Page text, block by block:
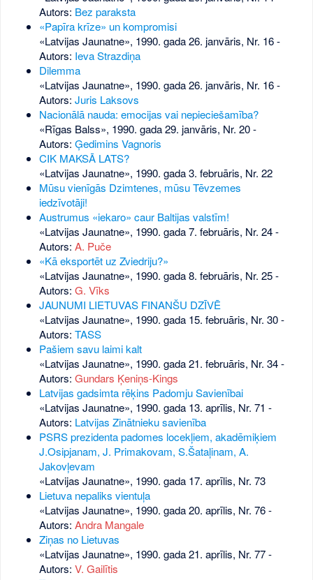
Autors: Bez paraksta
«Papīra krīze» un kompromisi
«Latvijas Jaunatne», 1990. gada 26. janvāris, Nr. 16-
Autors: Ieva Strazdiņa
Dilemma
«Latvijas Jaunatne», 1990. gada 26. janvāris, Nr. 16-
Autors: Juris Laksovs
Nacionālā nauda: emocijas vai nepieciešamība?
«Rīgas Balss», 1990. gada 29. janvāris, Nr. 20-
Autors: Ģedimins Vagnoris
CIK MAKSĀ LATS?
«Latvijas Jaunatne», 1990. gada 3. februāris, Nr. 22
Mūsu vienīgās Dzimtenes, mūsu Tēvzemes
iedzīvotāji!
Austrumus «iekaro» caur Baltijas valstīm!
«Latvijas Jaunatne», 1990. gada 7. februāris, Nr. 24-
Autors: A. Puče
«Kā eksportēt uz Zviedriju?»
«Latvijas Jaunatne», 1990. gada 8. februāris, Nr. 25-
Autors: G. Vīks
JAUNUMI LIETUVAS FINANŠU DZĪVĒ
«Latvijas Jaunatne», 1990. gada 15. februāris, Nr. 30-
Autors: TASS
Pašiem savu laimi kalt
«Latvijas Jaunatne», 1990. gada 21. februāris, Nr. 34-
Autors: Gundars Ķeniņs-Kings
Latvijas gadsimta rēķins Padomju Savienībai
«Latvijas Jaunatne», 1990. gada 13. aprīlis, Nr. 71 -
Autors: Latvijas Zinātnieku savienība
PSRS prezidenta padomes locekļiem, akadēmiķiem
J.Osipjanam, J. Primakovam, S.Šataļinam, A.
Jakovļevam
«Latvijas Jaunatne», 1990. gada 17. aprīlis, Nr. 73
Lietuva nepaliks vientuļa
«Latvijas Jaunatne», 1990. gada 20. aprīlis, Nr. 76-
Autors: Andra Mangale
Ziņas no Lietuvas
«Latvijas Jaunatne», 1990. gada 21. aprīlis, Nr. 77-
Autors: V. Gailītis